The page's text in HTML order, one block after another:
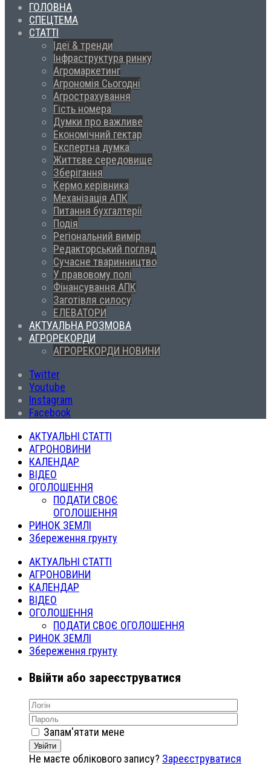
ГОЛОВНА
СПЕЦТЕМА
СТАТТІ
Ідеї & тренди
Інфраструктура ринку
Агромаркетинг
Агрономія Сьогодні
Агрострахування
Гість номера
Думки про важливе
Економічний гектар
Експертна думка
Життєве середовище
Зберігання
Кермо керівника
Механізація АПК
Питання бухгалтерії
Подія
Регіональний вимір
Редакторський погляд
Сучасне тваринництво
У правовому полі
Фінансування АПК
Заготівля силосу
ЕЛЕВАТОРИ
АКТУАЛЬНА РОЗМОВА
АГРОРЕКОРДИ
АГРОРЕКОРДИ НОВИНИ
Twitter
Youtube
Instagram
Facebook
АКТУАЛЬНІ СТАТТІ
АГРОНОВИНИ
КАЛЕНДАР
ВІДЕО
ОГОЛОШЕННЯ
ПОДАТИ СВОЄ
ОГОЛОШЕННЯ
РИНОК ЗЕМЛІ
Збереження грунту
АКТУАЛЬНІ СТАТТІ
АГРОНОВИНИ
КАЛЕНДАР
ВІДЕО
ОГОЛОШЕННЯ
ПОДАТИ СВОЄ ОГОЛОШЕННЯ
РИНОК ЗЕМЛІ
Збереження грунту
Ввійти або зареєструватися
Запам'ятати мене
Увійти
Не маєте облікового запису? Зареєструватися